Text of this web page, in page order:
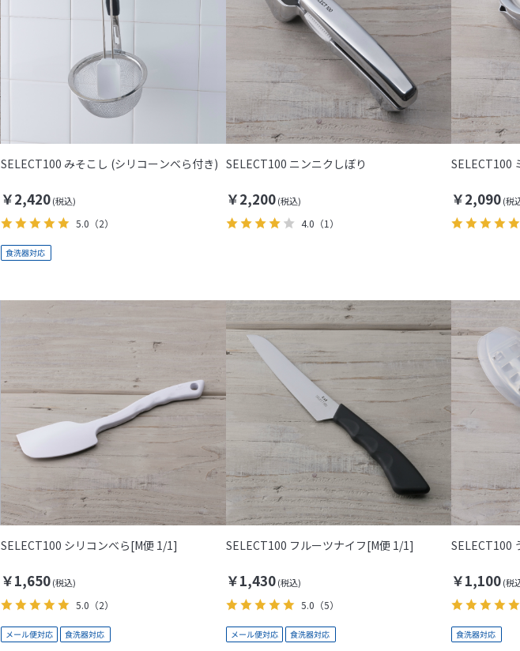
SELECT100 みそこし (シリコーンべら付き)
￥2,420
5.0 （2）
SELECT100 ニンニクしぼり
￥2,200
4.0 （1）
SELECT100
￥2,090
SELECT100 シリコンべら[M便 1/1]
￥1,650
5.0 （2）
SELECT100 フルーツナイフ[M便 1/1]
￥1,430
5.0 （5）
SELECT100
￥1,100